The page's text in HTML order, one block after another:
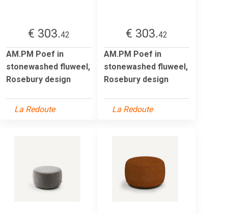
€ 303.42
AM.PM Poef in
stonewashed fluweel,
Rosebury design
La Redoute
€ 303.42
AM.PM Poef in
stonewashed fluweel,
Rosebury design
La Redoute